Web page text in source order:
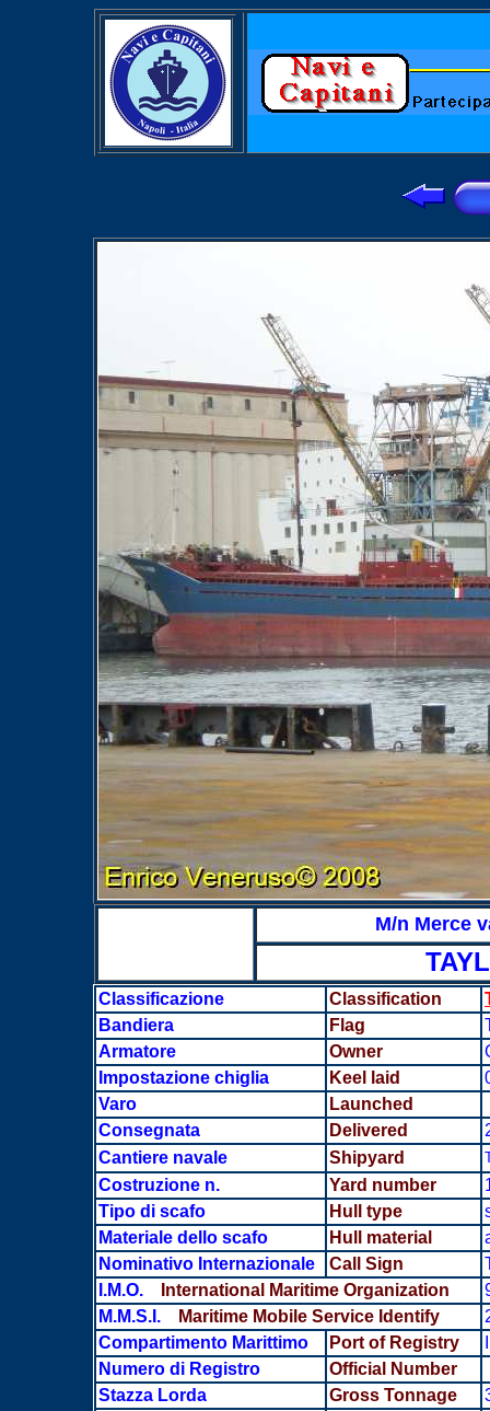
M/n Merce
Classificazione Classification
Bandiera
Flag
Armatore
Owner
Impostazione chiglia
Keel laid
Varo
Launched
Consegnata
Delivered
Cantiere navale
Shipyard
Costruzione n. Yard number
Tipo di scafo
Hull type
Materiale dello scafo
Hull material
Nominativo Internazionale
Call Sign
I.M.O.
International Maritime Organization
M.M.S.I.
Maritime Mobile Service Identify
Compartimento Marittimo
Port of Registry
Numero di Registro
Official Number
Stazza Lorda
Gross Tonnage